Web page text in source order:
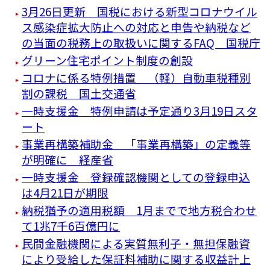
3月26日更新 国税における新型コロナウイル
ス感染症拡大防止への対応と申告や納税など
の当面の税務上の取扱いに関するFAQ 国税庁
グリーン住宅ポイント制度の創設
コロナに係る特例措置 （軽）自動車税種別
割の課税 国土交通省
一時支援金 特例申請は予定通り3月19日スタ
ート
事業再構築補助金 「事業再構築」の定義等
が明確に 経産省
一時支援金 登録確認機関としての登録申込
は4月21日が期限
納税猶予の適用税額 1月までで地方税合わせ
て1兆7千6百億円に
民間金融機関による実質無利子・無担保融資
により受給した保証料補助に関する収益計上